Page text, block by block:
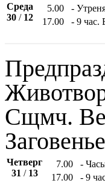
Среда
30 / 12
5.00
-
17.00
- 9 час.
Сщмч.
Четверг
31 / 13
7.00
-
17.00
- 9